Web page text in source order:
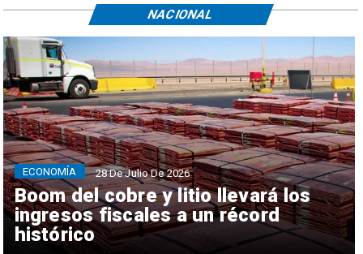
Boom del cobre y litio llevará los
ingresos fiscales a un récord
histórico
ECONOMÍA 28 De Julio De 2026
NACIONAL